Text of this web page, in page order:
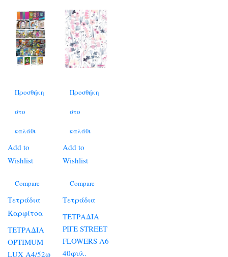
Προσθήκη
στο
καλάθι
Add to
Wishlist
Compare
Τετράδια
Καρφίτσα
ΤΕΤΡΑΔΙΑ
OPTIMUM
LUX A4/52φ
Προσθήκη
στο
καλάθι
Add to
Wishlist
Compare
Τετράδια
ΤΕΤΡΑΔΙΑ
ΡΙΓΕ STREET
FLOWERS Α6
40φυλ.